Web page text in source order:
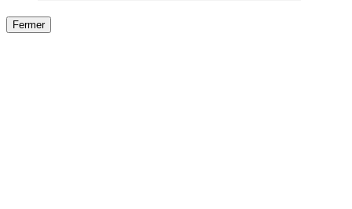
Fermer